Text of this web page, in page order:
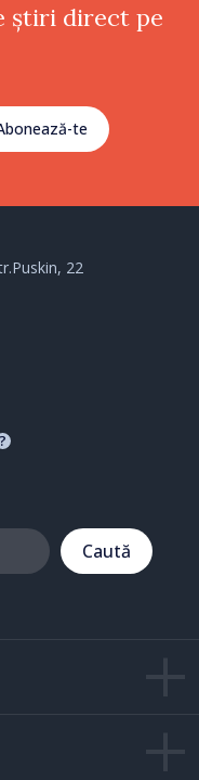
știri direct pe
te
22
?
Caută